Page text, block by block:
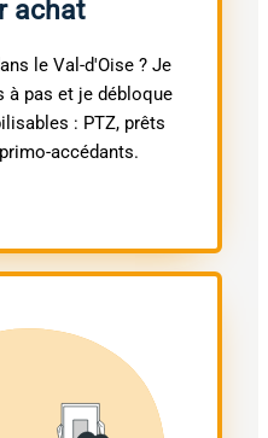
achat
le Val-d'Oise ? Je
à pas et je débloque
: PTZ, prêts
accédants.